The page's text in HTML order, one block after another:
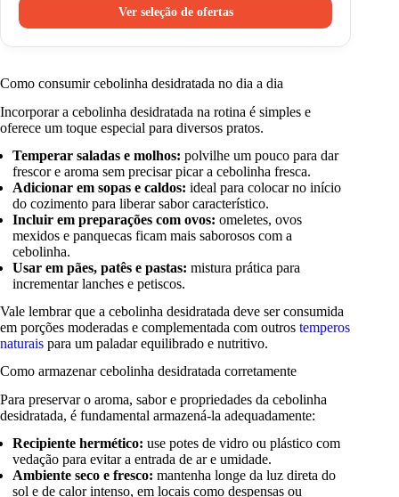
Ver seleção de ofertas
Como consumir cebolinha desidratada no dia a dia
Incorporar a cebolinha desidratada na rotina é simples e
oferece um toque especial para diversos pratos.
Temperar saladas e molhos: polvilhe um pouco para dar
frescor e aroma sem precisar picar a cebolinha fresca.
Adicionar em sopas e caldos: ideal para colocar no início
do cozimento para liberar sabor característico.
Incluir em preparações com ovos: omeletes, ovos
mexidos e panquecas ficam mais saborosos com a
cebolinha.
Usar em pães, patês e pastas: mistura prática para
incrementar lanches e petiscos.
Vale lembrar que a cebolinha desidratada deve ser consumida
em porções moderadas e complementada com outros temperos
naturais para um paladar equilibrado e nutritivo.
Como armazenar cebolinha desidratada corretamente
Para preservar o aroma, sabor e propriedades da cebolinha
desidratada, é fundamental armazená-la adequadamente:
Recipiente hermético: use potes de vidro ou plástico com
vedação para evitar a entrada de ar e umidade.
Ambiente seco e fresco: mantenha longe da luz direta do
sol e de calor intenso, em locais como despensas ou